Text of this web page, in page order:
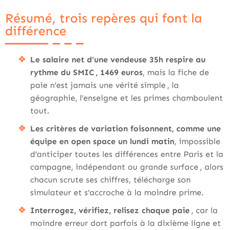
Résumé, trois repères qui font la
différence
Le salaire net d’une vendeuse 35h respire au
rythme du SMIC , 1469 euros, mais la fiche de
paie n’est jamais une vérité simple , la
géographie, l’enseigne et les primes chamboulent
tout.
Les critères de variation foisonnent, comme une
équipe en open space un lundi matin, impossible
d’anticiper toutes les différences entre Paris et la
campagne, indépendant ou grande surface , alors
chacun scrute ses chiffres, télécharge son
simulateur et s’accroche à la moindre prime.
Interrogez, vérifiez, relisez chaque paie , car la
moindre erreur dort parfois à la dixième ligne et